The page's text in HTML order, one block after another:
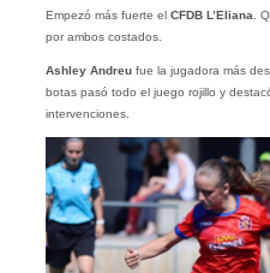
Empezó más fuerte el CFDB L’Eliana .
por ambos costados.
Ashley Andreufue la jugadora más
botas pasó todo el juego rojillo y
intervenciones.